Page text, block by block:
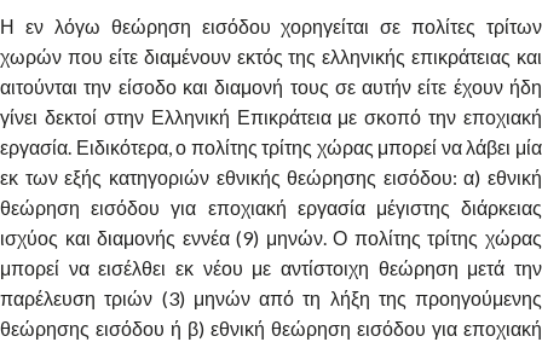
Η εν λόγω θεώρηση εισόδου χορηγείται σε πολίτες τρίτων
χωρών που είτε διαμένουν εκτός της ελληνικής επικράτειας και
αιτούνται την είσοδο και διαμονή τους σε αυτήν είτε έχουν ήδη
γίνει δεκτοί στην Ελληνική Επικράτεια με σκοπό την εποχιακή
εργασία. Ειδικότερα, ο πολίτης τρίτης χώρας μπορεί να λάβει μία
εκ των εξής κατηγοριών εθνικής θεώρησης εισόδου: α) εθνική
θεώρηση εισόδου για εποχιακή εργασία μέγιστης διάρκειας
ισχύος και διαμονής εννέα (9) μηνών. Ο πολίτης τρίτης χώρας
μπορεί να εισέλθει εκ νέου με αντίστοιχη θεώρηση μετά την
παρέλευση τριών (3) μηνών από τη λήξη της προηγούμενης
θεώρησης εισόδου ή β) εθνική θεώρηση εισόδου για εποχιακή